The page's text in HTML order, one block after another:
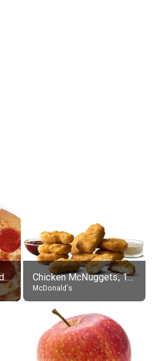
14" Round Hot-N-Ready Pepperoni Pizza Chicken McNuggets, 10 pieces, without sauce
McDonald's